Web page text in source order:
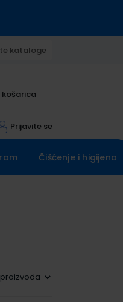
kataloge
košarica
Prijavite se
Čišćenje i higijena